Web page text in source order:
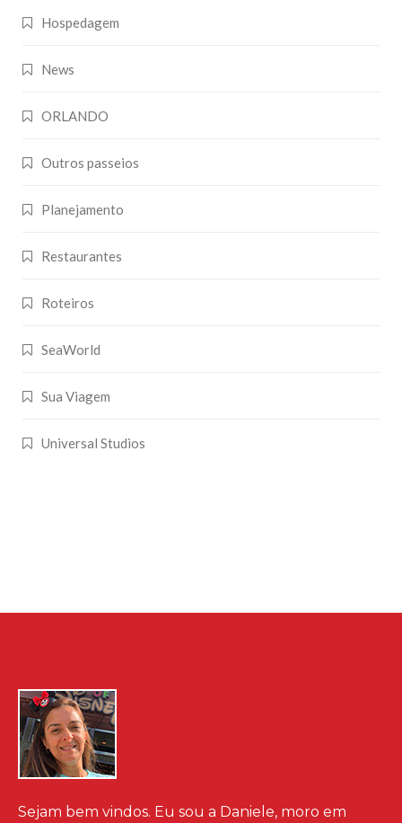
Hospedagem
News
ORLANDO
Outros passeios
Planejamento
Restaurantes
Roteiros
SeaWorld
Sua Viagem
Universal Studios
Sejam bem vindos. Eu sou a Daniele, moro em